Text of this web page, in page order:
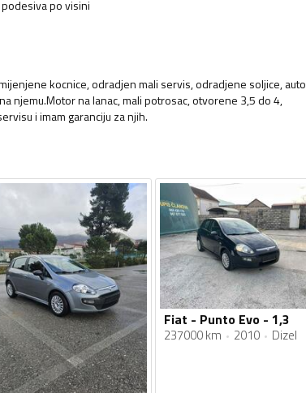
po visini
kocnice, odradjen mali servis, odradjene soljice, auto
njemu.Motor na lanac, mali potrosac, otvorene 3,5 do 4,
i imam garanciju za njih.
Fiat - Punto Evo - 1,3
237000 km 2010 Dizel